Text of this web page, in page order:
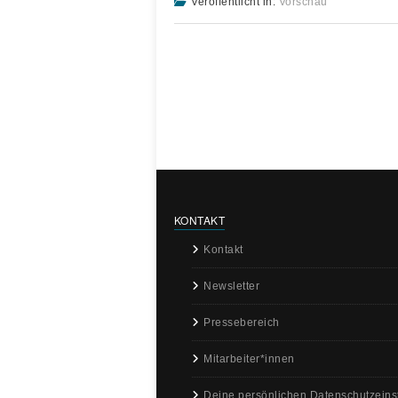
KONTAKT
Kontakt
Newsletter
Pressebereich
Mitarbeiter*innen
Deine persönlichen